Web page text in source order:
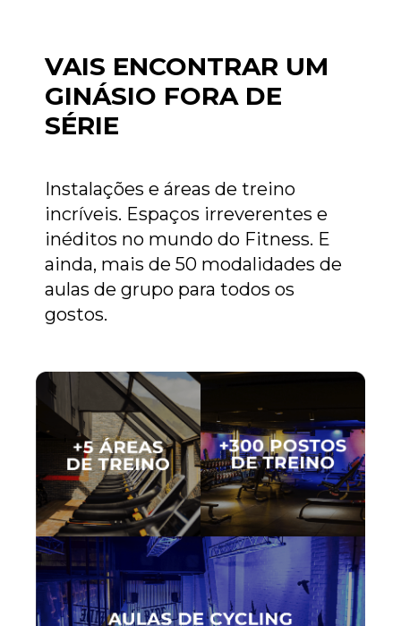
VAIS ENCONTRAR UM
GINÁSIO FORA DE
SÉRIE
Instalações e áreas de treino
incríveis. Espaços irreverentes e
inéditos no mundo do Fitness. E
ainda, mais de 50 modalidades de
aulas de grupo para todos os
gostos.